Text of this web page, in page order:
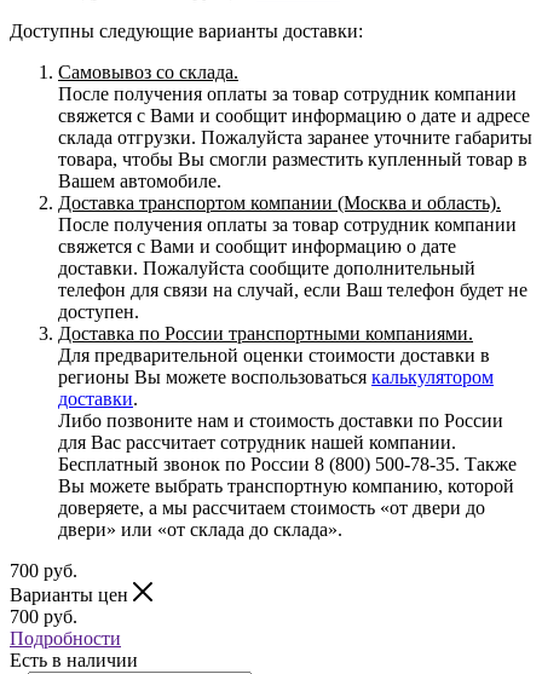
Доступны следующие варианты доставки:
Самовывоз со склада.
После получения оплаты за товар сотрудник компании
свяжется с Вами и сообщит информацию о дате и адресе
склада отгрузки. Пожалуйста заранее уточните габариты
товара, чтобы Вы смогли разместить купленный товар в
Вашем автомобиле.
Доставка транспортом компании (Москва и область).
После получения оплаты за товар сотрудник компании
свяжется с Вами и сообщит информацию о дате
доставки. Пожалуйста сообщите дополнительный
телефон для связи на случай, если Ваш телефон будет не
доступен.
Доставка по России транспортными компаниями.
Для предварительной оценки стоимости доставки в
регионы Вы можете воспользоваться калькулятором
доставки.
Либо позвоните нам и стоимость доставки по России
для Вас рассчитает сотрудник нашей компании.
Бесплатный звонок по России 8 (800) 500-78-35. Также
Вы можете выбрать транспортную компанию, которой
доверяете, а мы рассчитаем стоимость «от двери до
двери» или «от склада до склада».
700 руб.
Варианты цен
700 руб.
Подробности
Есть в наличии